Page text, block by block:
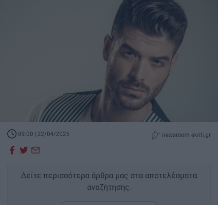
09:00 | 22/04/2025 newsroom ekriti.gr
Δείτε περισσότερα άρθρα μας στα αποτελέσματα
αναζήτησης.